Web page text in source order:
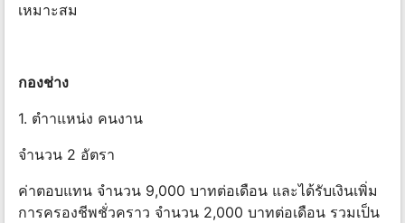
เหมาะสม
กองช่าง
1. ตําาแหน่ง คนงาน
จํานวน 2 อัตรา
ค่าตอบแทน จํานวน 9,000 บาทต่อเดือน และได้รับเงินเพิ่ม
การครองชีพชั่วคราว จํานวน 2,000 บาทต่อเดือน รวมเป็น